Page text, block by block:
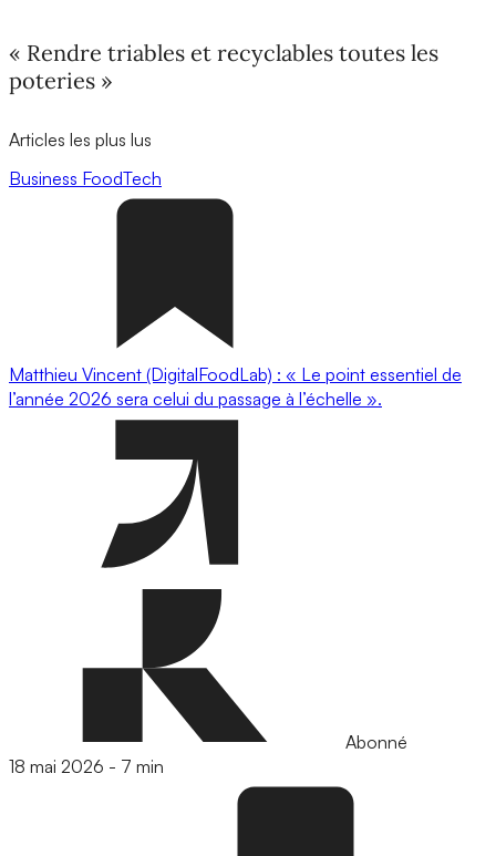
« Rendre triables et recyclables toutes les
poteries »
Articles les plus lus
Business FoodTech
Matthieu Vincent (DigitalFoodLab) : « Le point essentiel de
l’année 2026 sera celui du passage à l’échelle ».
Abonné
18 mai 2026 - 7 min